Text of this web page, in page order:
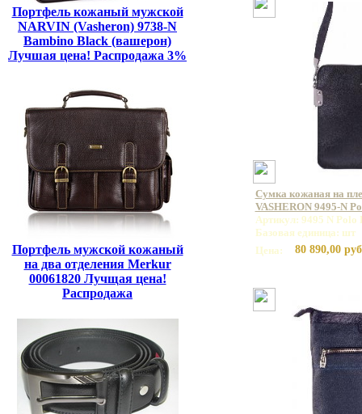
Портфель кожаный мужской
NARVIN (Vasheron) 9738-N
Bambino Black (вашерон)
Лучшая цена! Распродажа 3%
Портфель мужской кожаный
на два отделения Merkur
00061820 Лучщая цена!
Распродажа
Сумка кожаная на
VASHERON 9495-N
Артикул: 9495 N Polo
Базовая единица: шт
Цена:
80 890,00